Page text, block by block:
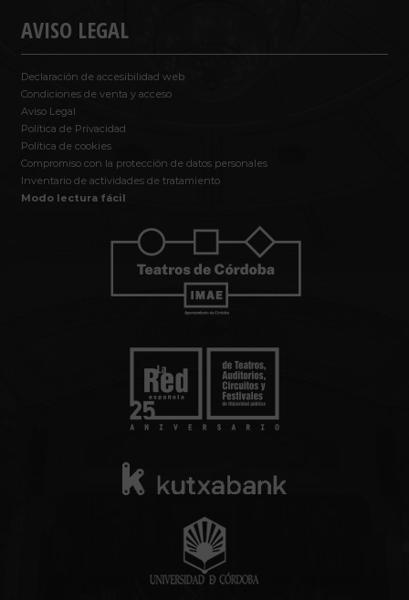
AVISO LEGAL
Declaración de accesibilidad web
Condiciones de venta y acceso
Aviso Legal
Política de Privacidad
Política de cookies
Compromiso con la protección de datos personales
Inventario de actividades de tratamiento
Modo lectura fácil